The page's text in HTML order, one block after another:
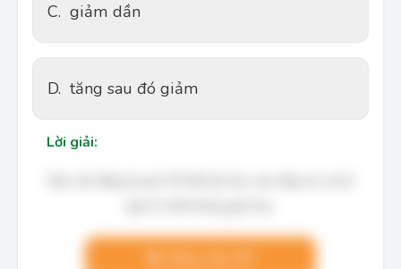
C. giảm dần
D. tăng sau đó giảm
Lời giải: